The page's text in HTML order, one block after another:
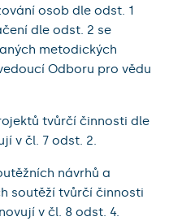
osob dle odst. 1
dle odst. 2 se
metodických
Odboru pro vědu
tvůrčí činnosti dle
v čl. 7 odst. 2.
návrhů a
soutěží tvůrčí činnosti
v čl. 8 odst. 4.